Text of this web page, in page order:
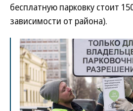
бесплатную парковку стоит
зависимости от района).